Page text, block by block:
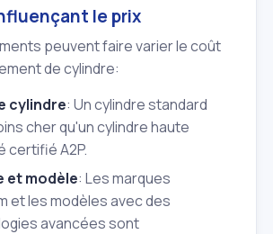
le prix
peuvent faire varier le coût
de cylindre:
cylindre: Un cylindre standard
cher qu'un cylindre haute
certifié A2P.
et modèle: Les marques
et les modèles avec des
avancées sont